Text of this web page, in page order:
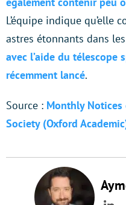
L’équipe indique qu’elle
astres étonnants dans
avec l’aide du télescope
récemment lancé.
Source : Monthly
Society (Oxford